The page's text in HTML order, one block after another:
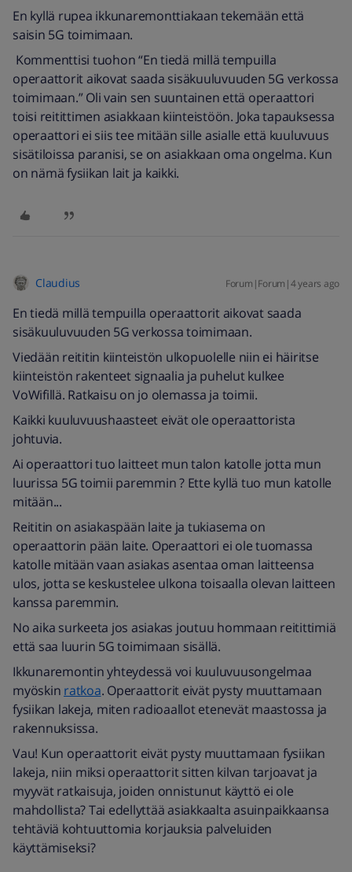
En kyllä rupea ikkunaremonttiakaan tekemään että
saisin 5G toimimaan.
Kommenttisi tuohon “En tiedä millä tempuilla
operaattorit aikovat saada sisäkuuluvuuden 5G verkossa
toimimaan.” Oli vain sen suuntainen että operaattori
toisi reitittimen asiakkaan kiinteistöön. Joka tapauksessa
operaattori ei siis tee mitään sille asialle että kuuluvuus
sisätiloissa paranisi, se on asiakkaan oma ongelma. Kun
on nämä fysiikan lait ja kaikki.
Claudius Forum|Forum|4 years ago
En tiedä millä tempuilla operaattorit aikovat saada
sisäkuuluvuuden 5G verkossa toimimaan.
Viedään reititin kiinteistön ulkopuolelle niin ei häiritse
kiinteistön rakenteet signaalia ja puhelut kulkee
VoWifillä. Ratkaisu on jo olemassa ja toimii.
Kaikki kuuluvuushaasteet eivät ole operaattorista
johtuvia.
Ai operaattori tuo laitteet mun talon katolle jotta mun
luurissa 5G toimii paremmin ? Ette kyllä tuo mun katolle
mitään...
Reititin on asiakaspään laite ja tukiasema on
operaattorin pään laite. Operaattori ei ole tuomassa
katolle mitään vaan asiakas asentaa oman laitteensa
ulos, jotta se keskustelee ulkona toisaalla olevan laitteen
kanssa paremmin.
No aika surkeeta jos asiakas joutuu hommaan reitittimiä
että saa luurin 5G toimimaan sisällä.
Ikkunaremontin yhteydessä voi kuuluvuusongelmaa
myöskin ratkoa. Operaattorit eivät pysty muuttamaan
fysiikan lakeja, miten radioaallot etenevät maastossa ja
rakennuksissa.
Vau! Kun operaattorit eivät pysty muuttamaan fysiikan
lakeja, niin miksi operaattorit sitten kilvan tarjoavat ja
myyvät ratkaisuja, joiden onnistunut käyttö ei ole
mahdollista? Tai edellyttää asiakkaalta asuinpaikkaansa
tehtäviä kohtuuttomia korjauksia palveluiden
käyttämiseksi?